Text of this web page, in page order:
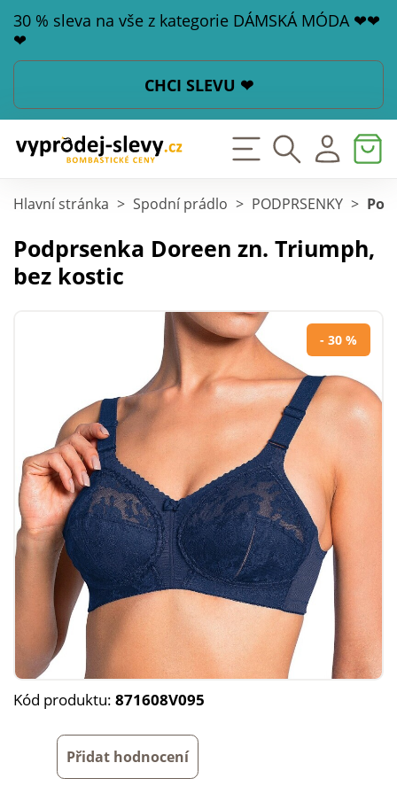
30 % sleva na vše z kategorie DÁMSKÁ MÓDA ❤❤
❤
CHCI SLEVU ❤
Hlavní stránka > Spodní prádlo > PODPRSENKY >
Podprsenka Doreen zn. Triumph,
bez kostic
- 30 %
Kód produktu: 871608V095
Přidat hodnocení